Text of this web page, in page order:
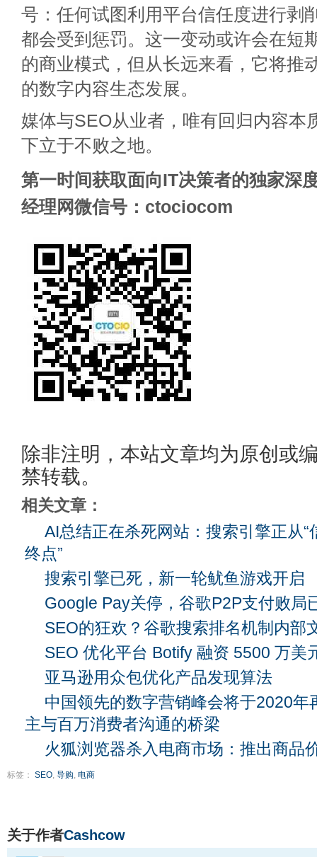
号：任何试图利用平台信任度进行剥
都会受到惩罚。这一变动或许会在短
的商业模式，但从长远来看，它将推
的数字内容生态发展。
媒体与SEO从业者，唯有回归内容本
下立于不败之地。
第一时间获取面向IT决策者的独家深
经理网微信号：ctociocom
除非注明，本站文章均为原创或
禁转载。
相关文章：
AI总结正在杀死网站：搜索引擎正从“
终点”
搜索引擎已死，新一轮鱿鱼游戏开启
Google Pay关停，谷歌P2P支付败局
SEO的狂欢？谷歌搜索排名机制内部
SEO 优化平台 Botify 融资 5500 万美
亚马逊用众包优化产品发现算法
中国领先的数字营销峰会将于2020年
主与百万消费者沟通的桥梁
火狐浏览器杀入电商市场：推出商品
标签： SEO, 导购, 电商
关于作者Cashcow